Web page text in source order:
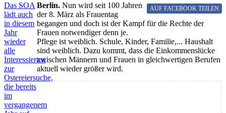
Das SOA
lädt auch
in diesem
Jahr
wieder
alle
Interessierten
zur
Ostereiersuche,
die bereits
im
vergangenem
AUF FACEBOOK TEILEN
Berlin. Nun wird seit 100 Jahren
der 8. März als Frauentag
begangen und doch ist der Kampf für die Rechte der
Frauen notwendiger denn je.
Pflege ist weiblich. Schule, Kinder, Familie,... Haushalt
sind weiblich. Dazu kommt, dass die Einkommenslücke
zwischen Männern und Frauen in gleichwertigen Berufen
aktuell wieder größer wird.